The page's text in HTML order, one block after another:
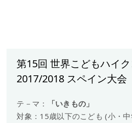
第15回 世界こどもハイ
2017/2018 スペイン大会
テ－マ：
「いきもの」
対象：15歳以下のこども (小・